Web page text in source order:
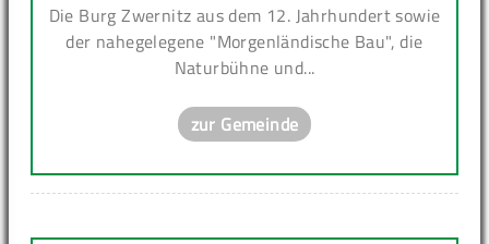
Die Burg Zwernitz aus dem 12. Jahrhundert sowie
der nahegelegene "Morgenländische Bau", die
Naturbühne und...
zur Gemeinde